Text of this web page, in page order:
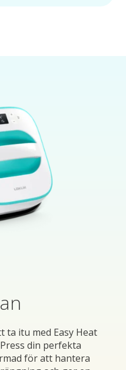
ta itu med Easy Heat
din perfekta
för att hantera